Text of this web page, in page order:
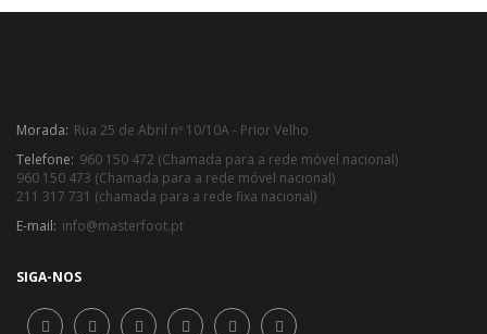
Morada: Rua 25 de Abril nº 10/10A - Prior Velho
Telefone: 960 150 472 (Chamada para a rede móvel nacional)
960 150 473 (Chamada para a rede móvel nacional)
211 317 731 (chamada para a rede fixa nacional)
E-mail: info@masterfoot.pt
SIGA-NOS